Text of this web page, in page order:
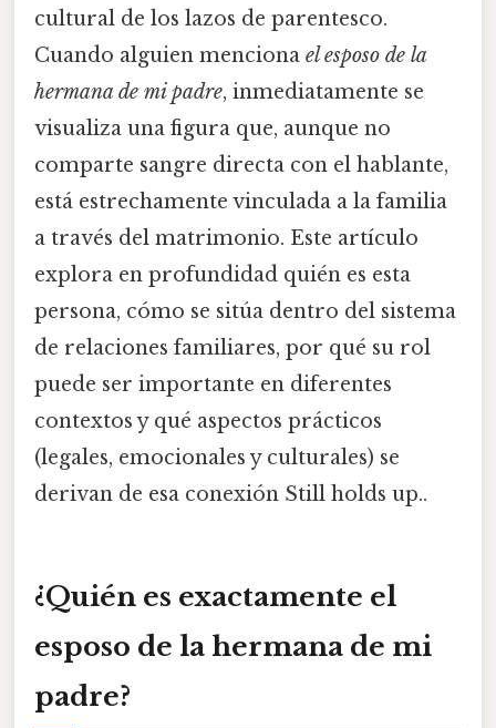
cultural de los lazos de parentesco.
Cuando alguien menciona el esposo de la
hermana de mi padre, inmediatamente se
visualiza una figura que, aunque no
comparte sangre directa con el hablante,
está estrechamente vinculada a la familia
a través del matrimonio. Este artículo
explora en profundidad quién es esta
persona, cómo se sitúa dentro del sistema
de relaciones familiares, por qué su rol
puede ser importante en diferentes
contextos y qué aspectos prácticos
(legales, emocionales y culturales) se
derivan de esa conexión Still holds up..
¿Quién es exactamente el
esposo de la hermana de mi
padre?